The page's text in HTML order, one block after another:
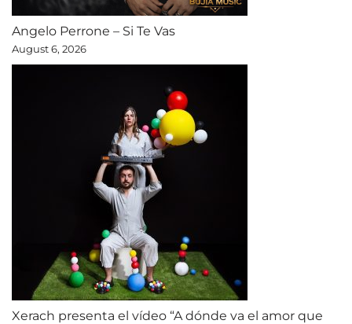
Angelo Perrone – Si Te Vas
August 6, 2026
Xerach presenta el vídeo “A dónde va el amor que